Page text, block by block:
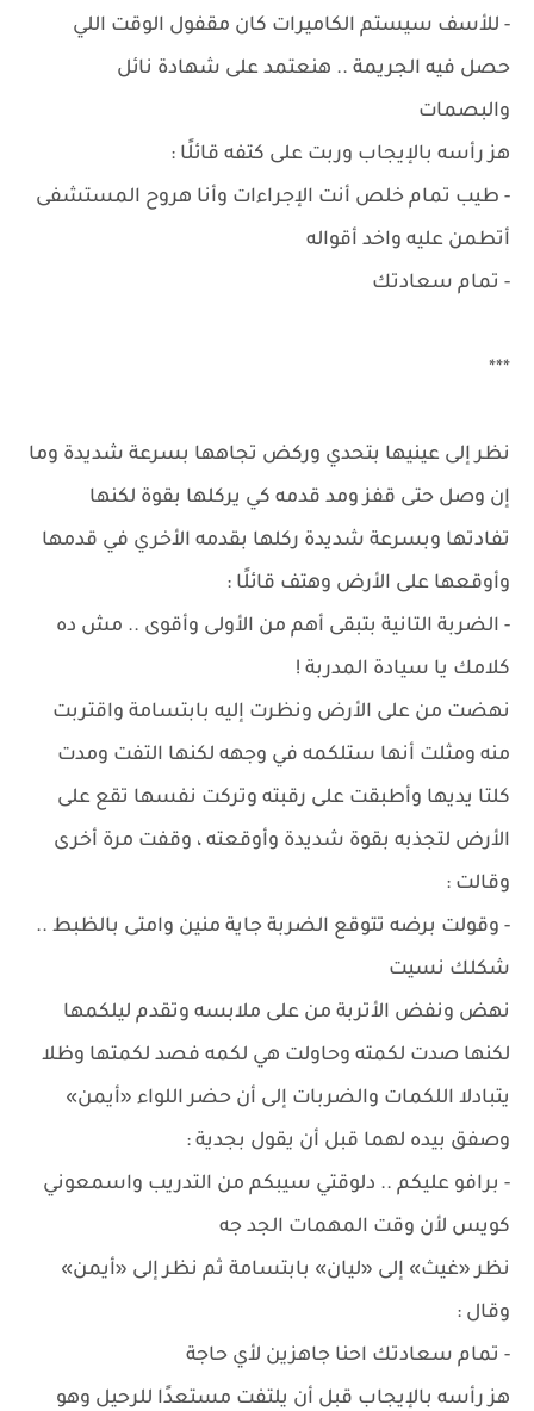
- للأسف سيستم الكاميرات كان مقفول الوقت اللي
حصل فيه الجريمة .. هنعتمد على شهادة نائل
والبصمات
هز رأسه بالإيجاب وربت على كتفه قائلًا :
- طيب تمام خلص أنت الإجراءات وأنا هروح المستشفى
أتطمن عليه واخد أقواله
- تمام سعادتك
***
نظر إلى عينيها بتحدي وركض تجاهها بسرعة شديدة وما
إن وصل حتى قفز ومد قدمه كي يركلها بقوة لكنها
تفادتها وبسرعة شديدة ركلها بقدمه الأخري في قدمها
وأوقعها على الأرض وهتف قائلًا :
- الضربة التانية بتبقى أهم من الأولى وأقوى .. مش ده
كلامك يا سيادة المدربة !
نهضت من على الأرض ونظرت إليه بابتسامة واقتربت
منه ومثلت أنها ستلكمه في وجهه لكنها التفت ومدت
كلتا يديها وأطبقت على رقبته وتركت نفسها تقع على
الأرض لتجذبه بقوة شديدة وأوقعته ، وقفت مرة أخرى
وقالت :
- وقولت برضه تتوقع الضربة جاية منين وامتى بالظبط ..
شكلك نسيت
نهض ونفض الأتربة من على ملابسه وتقدم ليلكمها
لكنها صدت لكمته وحاولت هي لكمه فصد لكمتها وظلا
يتبادلا اللكمات والضربات إلى أن حضر اللواء «أيمن»
وصفق بيده لهما قبل أن يقول بجدية :
- برافو عليكم .. دلوقتي سيبكم من التدريب واسمعوني
كويس لأن وقت المهمات الجد جه
نظر «غيث» إلى «ليان» بابتسامة ثم نظر إلى «أيمن»
وقال :
- تمام سعادتك احنا جاهزين لأي حاجة
هز رأسه بالإيجاب قبل أن يلتفت مستعدًا للرحيل وهو